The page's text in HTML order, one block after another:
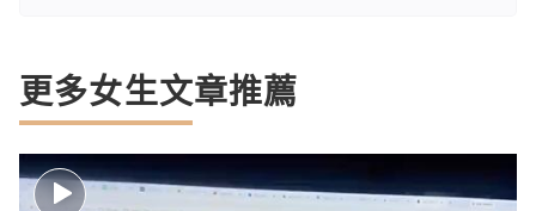
更多女生文章推薦